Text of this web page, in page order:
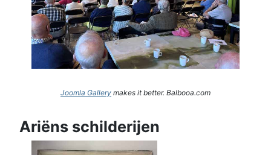
Joomla Gallery makes it better. Balbooa.com
Ariëns schilderijen